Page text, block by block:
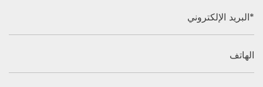
البريد الإلكتروني*
الهاتف